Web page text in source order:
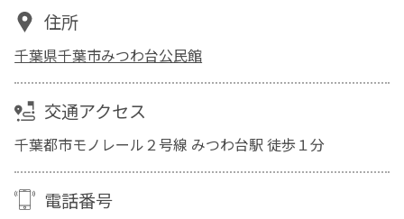
住所
千葉県千葉市みつわ台公民館
交通アクセス
千葉都市モノレール２号線 みつわ台駅 徒歩１分
電話番号